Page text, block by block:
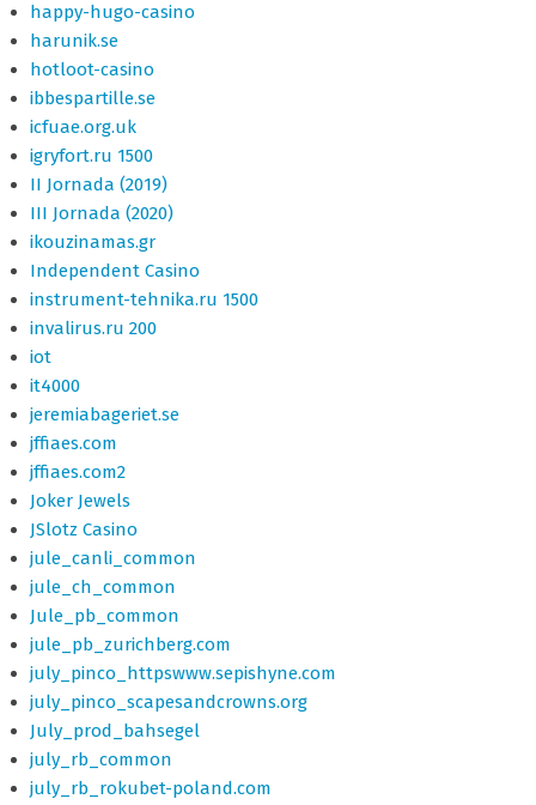
happy-hugo-casino
harunik.se
hotloot-casino
ibbespartille.se
icfuae.org.uk
igryfort.ru 1500
II Jornada (2019)
III Jornada (2020)
ikouzinamas.gr
Independent Casino
instrument-tehnika.ru 1500
invalirus.ru 200
iot
it4000
jeremiabageriet.se
jffiaes.com
jffiaes.com2
Joker Jewels
JSlotz Casino
jule_canli_common
jule_ch_common
Jule_pb_common
jule_pb_zurichberg.com
july_pinco_httpswww.sepishyne.com
july_pinco_scapesandcrowns.org
July_prod_bahsegel
july_rb_common
july_rb_rokubet-poland.com